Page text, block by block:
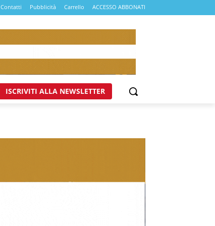
Contatti Pubblicità Carrello ACCESSO ABBONATI
ISCRIVITI ALLA NEWSLETTER